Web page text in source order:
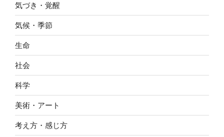
気づき・覚醒
気候・季節
生命
社会
科学
美術・アート
考え方・感じ方